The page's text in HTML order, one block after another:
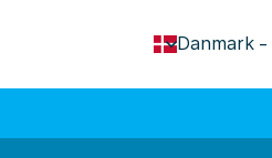
Danmark -
keyboard_arrow_down